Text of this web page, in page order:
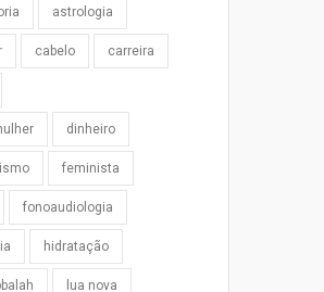
astrologia
cabelo carreira
dinheiro
feminista
fonoaudiologia
hidratação
lua nova